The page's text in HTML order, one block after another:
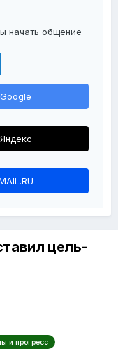
начать общение
цель-
и прогресс